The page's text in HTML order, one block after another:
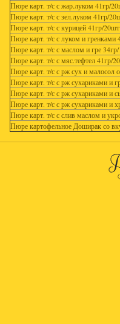
Пюре карт. т/с с жар.луком 41гр/
Пюре карт. т/с с зел.луком 41гр/
Пюре карт. т/с с курицей 41гр/
Пюре карт. т/с с луком и гренками
Пюре карт. т/с с маслом и гре
Пюре карт. т/с с мяс.тефтел 41гр/
Пюре карт. т/с с рж сух и малосол
Пюре карт. т/с с рж сухариками и
Пюре карт. т/с с рж сухариками и
Пюре карт. т/с с рж сухариками и
Пюре карт. т/с с слив маслом и
Пюре картофельное Доширак со